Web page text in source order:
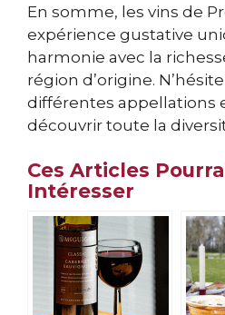
En somme, les vins de
expérience gustative
harmonie avec la
région d’origine.
différentes appellations
découvrir toute la
Ces Articles
Intéresser